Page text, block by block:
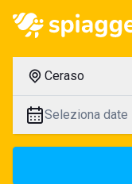
Ceraso
Seleziona date